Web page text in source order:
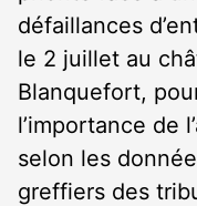
défaillances
le 2 juillet au
Blanquefort,
l’importance de
selon les
greffiers des